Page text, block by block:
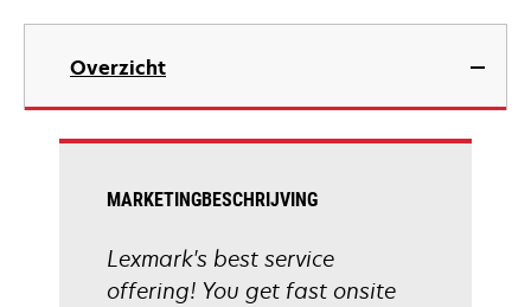
Overzicht
MARKETINGBESCHRIJVING
Lexmark's best service
offering! You get fast onsite